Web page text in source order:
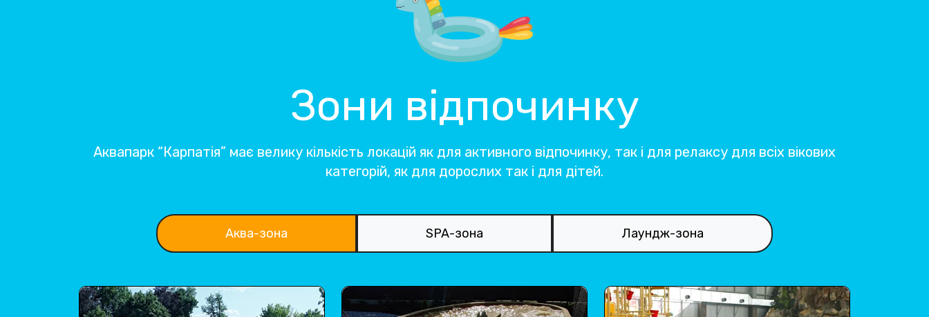
Зони відпочинку
Аквапарк “Карпатія” має велику кількість локацій як для активного відпочинку, так і для релаксу для всіх вікових
категорій, як для дорослих так і для дітей.
Аква-зона SPA-зона Лаундж-зона